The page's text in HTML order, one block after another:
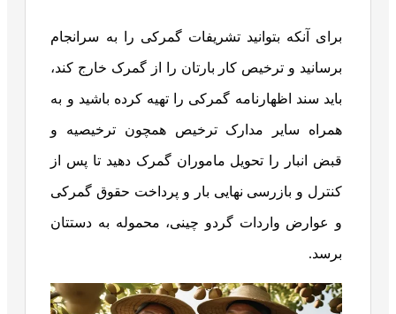
برای آنکه بتوانید تشریفات گمرکی را به سرانجام
برسانید و ترخیص کار بارتان را از گمرک خارج کند،
باید سند اظهارنامه گمرکی را تهیه کرده باشید و به
همراه سایر مدارک ترخیص همچون ترخیصیه و
قبض انبار را تحویل ماموران گمرک دهید تا پس از
کنترل و بازرسی نهایی بار و پرداخت حقوق گمرکی
و عوارض واردات گردو چینی، محموله به دستتان
برسد.